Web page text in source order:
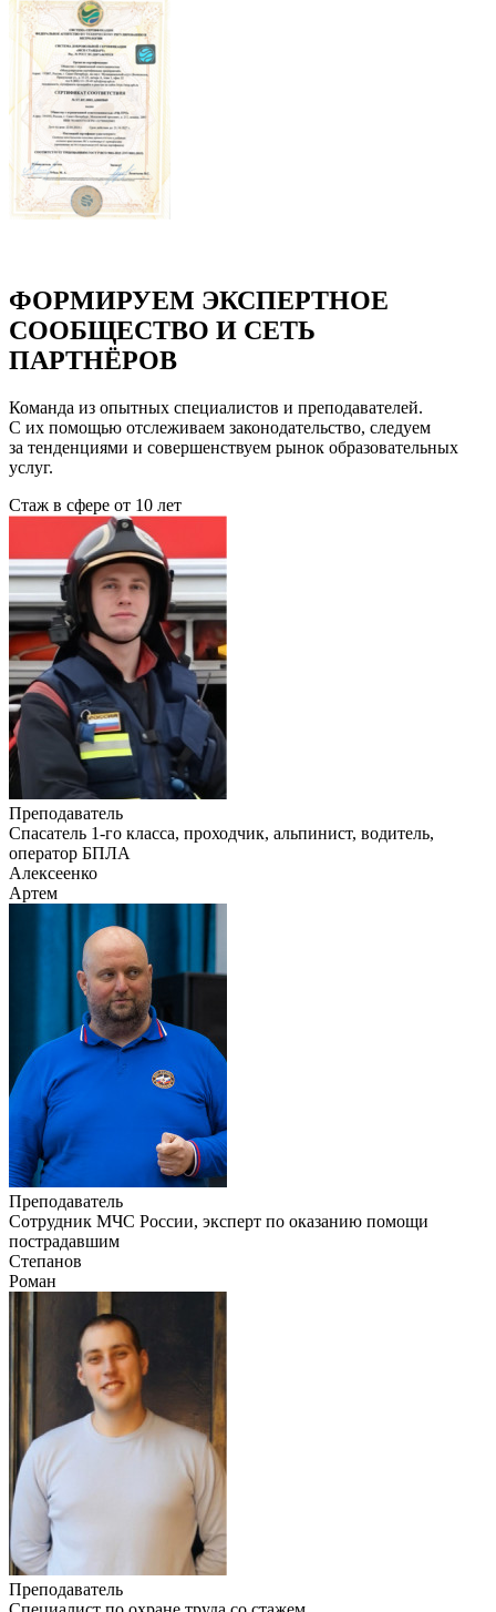
ФОРМИРУЕМ ЭКСПЕРТНОЕ
СООБЩЕСТВО И СЕТЬ
ПАРТНЁРОВ
Команда из опытных специалистов и преподавателей.
С их помощью отслеживаем законодательство, следуем
за тенденциями и совершенствуем рынок образовательных
услуг.
Стаж в сфере от 10 лет
Преподаватель
Cпасатель 1-го класса, проходчик, альпинист, водитель,
оператор БПЛА
Алексеенко
Артем
Преподаватель
Сотрудник МЧС России, эксперт по оказанию помощи
пострадавшим
Степанов
Роман
Преподаватель